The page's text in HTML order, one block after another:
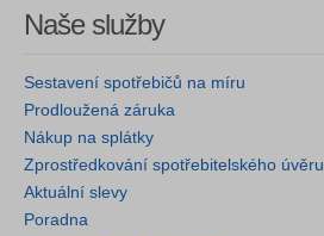
Naše služby
Sestavení spotřebičů na míru
Prodloužená záruka
Nákup na splátky
Zprostředkování spotřebitelského úvěru
Aktuální slevy
Poradna